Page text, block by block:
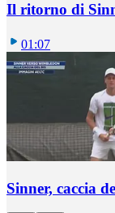
Il ritorno di
01:07
Sinner, caccia